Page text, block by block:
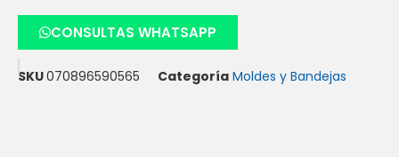
CONSULTAS WHATSAPP
SKU070896590565 Categoría Moldes y Bandejas